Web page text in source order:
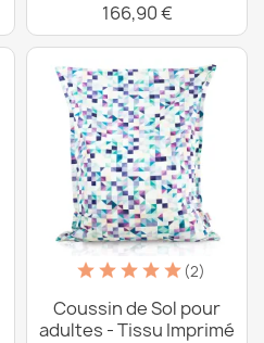
166,90 €
(2)
Coussin de Sol pour
adultes - Tissu Imprimé